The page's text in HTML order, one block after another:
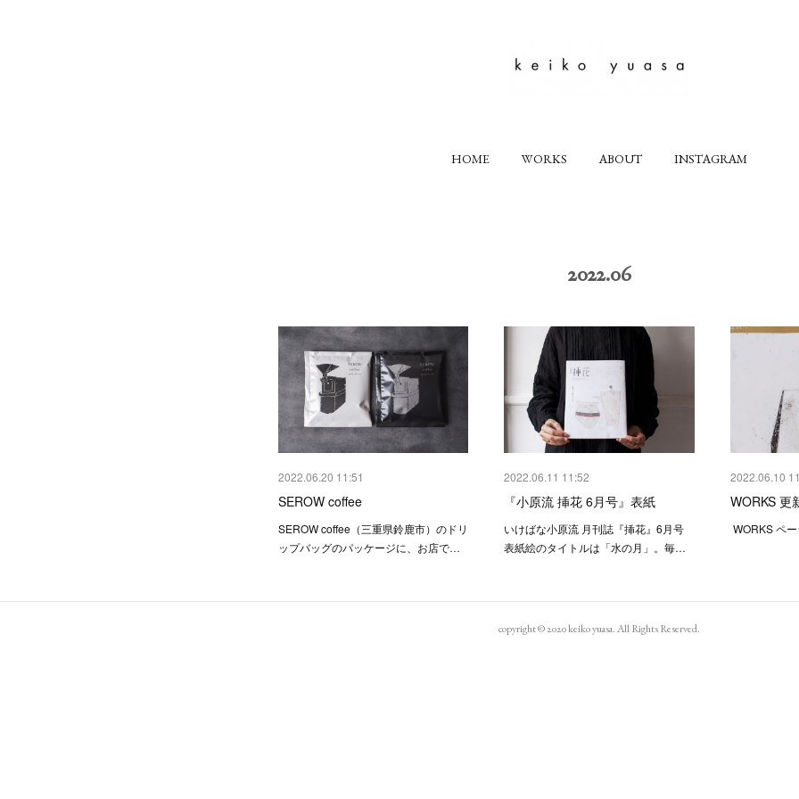
HOME WORKS ABOUT INSTAGRAM
2022.06
2022.06.20 11:51
SEROW coffee
SEROW coffee（三重県鈴鹿市）のドリ
ップバッグのパッケージに、お店で…
2022.06.11 11:52
『小原流 挿花 6月号』表紙
いけばな小原流 月刊誌『挿花』6月号
表紙絵のタイトルは「水の月」。毎…
2022.06.10
WORKS 更
WORKS ペ
copyright © 2020 keiko yuasa. All Rights Reserved.